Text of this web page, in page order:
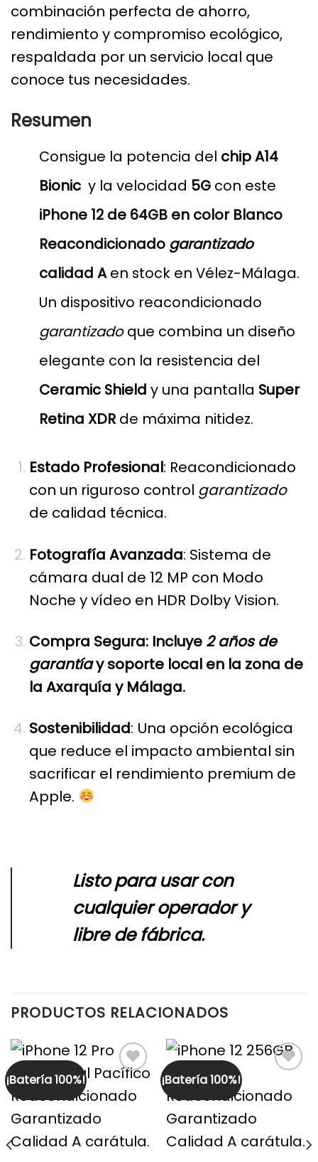
combinación perfecta de ahorro,
rendimiento y compromiso ecológico,
respaldada por un servicio local que
conoce tus necesidades.
Resumen
Consigue la potencia del chip A14
Bionic y la velocidad 5G con este
iPhone 12 de 64GB en color Blanco
Reacondicionado garantizado
calidad Aen stock en Vélez-Málaga.
Un dispositivo reacondicionado
garantizadoque combina un diseño
elegante con la resistencia del
Ceramic Shield y una pantalla Super
Retina XDR de máxima nitidez.
Estado Profesional: Reacondicionado
con un riguroso control garantizado
de calidad técnica.
Fotografía Avanzada: Sistema de
cámara dual de 12 MP con Modo
Noche y vídeo en HDR Dolby Vision.
Compra Segura: Incluye 2 años de
garantíay soporte local en la zona de
la Axarquía y Málaga.
Sostenibilidad: Una opción ecológica
que reduce el impacto ambiental sin
sacrificar el rendimiento premium de
Apple.
Listo para usar con
cualquier operador y
libre de fábrica.
PRODUCTOS RELACIONADOS
¡Batería 100%! ¡Batería 100%!